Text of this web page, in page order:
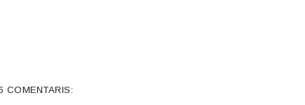
COMENTARIS: